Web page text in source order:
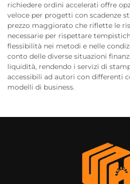
richiedere ordini accelerati offre
veloce per progetti con scadenze
prezzo maggiorato che riflette le
necessarie per rispettare
flessibilità nei metodi e nelle
conto delle diverse situazioni
liquidità, rendendo i servizi di
accessibili ad autori con differenti
modelli di business.